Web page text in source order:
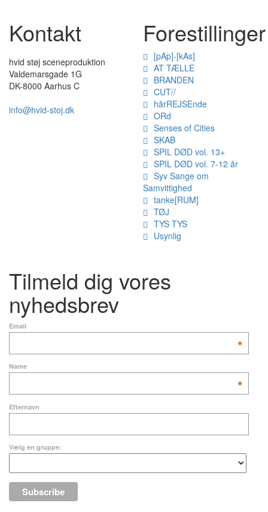
Kontakt
hvid støj sceneproduktion
Valdemarsgade 1G
DK-8000 Aarhus C
info@hvid-stoj.dk
Forestillinger
[pAp]-[kAs]
AT TÆLLE
BRANDEN
CUT//
hårREJSEnde
ORd
Senses of Cities
SKAB
SPIL DØD vol. 13+
SPIL DØD vol. 7-12 år
Syv Sange om
Samvittighed
tanke[RUM]
TØJ
TYS TYS
Usynlig
Tilmeld dig vores
nyhedsbrev
Email
*
Name
*
Efternavn
Vælg en gruppe: